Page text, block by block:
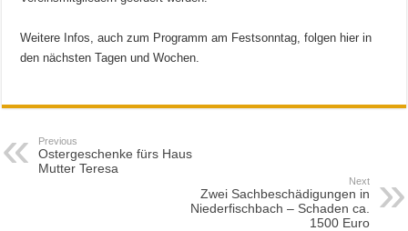
Weitere Infos, auch zum Programm am Festsonntag, folgen hier in
den nächsten Tagen und Wochen.
Previous
Ostergeschenke fürs Haus
Mutter Teresa
Next
Zwei Sachbeschädigungen in
Niederfischbach – Schaden ca.
1500 Euro